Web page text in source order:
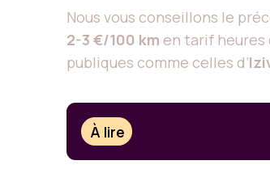
Nous vous conseillons le
2-3 €/100 km en tarif heures
publiques comme celles d’
À lire